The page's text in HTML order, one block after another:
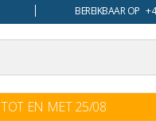
BEREIKBAAR OP
TOT EN MET 25/08